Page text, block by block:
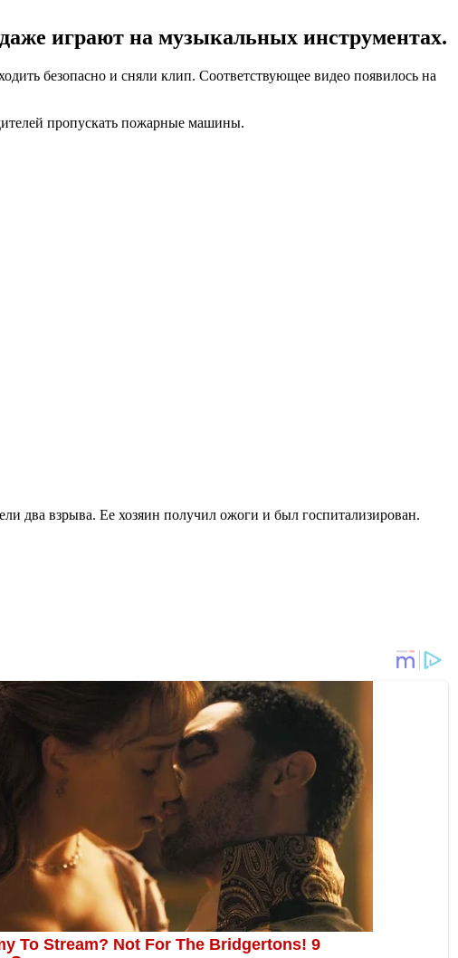
играют на музыкальных инструментах.
безопасно и сняли клип. Соответствующее видео появилось на
пропускать пожарные машины.
два взрыва. Ее хозяин получил ожоги и был госпитализирован.